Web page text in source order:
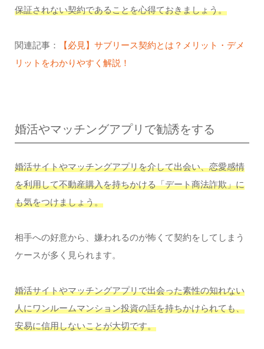
保証されない契約であることを心得ておきましょう。
関連記事：
【必見】サブリース契約とは？メリット・デメ
リットをわかりやすく解説！
婚活やマッチングアプリで勧誘をする
婚活サイトやマッチングアプリを介して出会い、恋愛感情
を利用して不動産購入を持ちかける「デート商法詐欺」に
も気をつけましょう。
相手への好意から、嫌われるのが怖くて契約をしてしまう
ケースが多く見られます。
婚活サイトやマッチングアプリで出会った素性の知れない
人にワンルームマンション投資の話を持ちかけられても、
安易に信用しないことが大切です。